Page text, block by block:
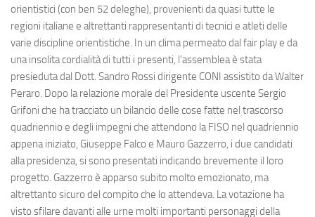
orientistici (con ben 52 deleghe), provenienti da quasi tutte le
regioni italiane e altrettanti rappresentanti di tecnici e atleti delle
varie discipline orientistiche. In un clima permeato dal fair play e da
una insolita cordialità di tutti i presenti, l’assemblea è stata
presieduta dal Dott. Sandro Rossi dirigente CONI assistito da Walter
Peraro. Dopo la relazione morale del Presidente uscente Sergio
Grifoni che ha tracciato un bilancio delle cose fatte nel trascorso
quadriennio e degli impegni che attendono la FISO nel quadriennio
appena iniziato, Giuseppe Falco e Mauro Gazzerro, i due candidati
alla presidenza, si sono presentati indicando brevemente il loro
progetto. Gazzerro è apparso subito molto emozionato, ma
altrettanto sicuro del compito che lo attendeva. La votazione ha
visto sfilare davanti alle urne molti importanti personaggi della